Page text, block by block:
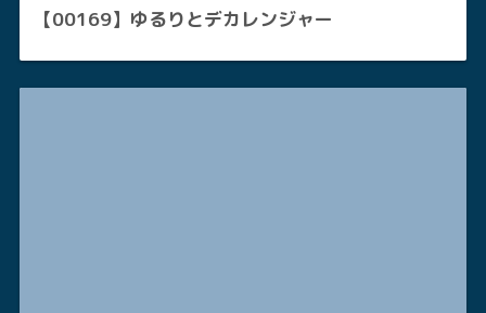
【00169】ゆるりとデカレンジャー